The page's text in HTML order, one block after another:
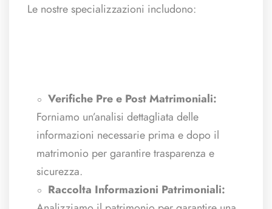
Le nostre specializzazioni includono:
Verifiche Pre e Post Matrimoniali:
Forniamo un’analisi dettagliata delle
informazioni necessarie prima e dopo il
matrimonio per garantire trasparenza e
sicurezza.
Raccolta Informazioni Patrimoniali: